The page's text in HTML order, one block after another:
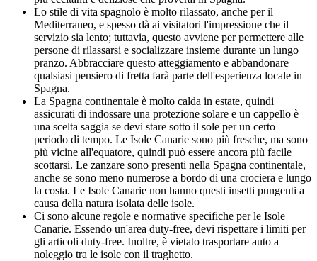
Lo stile di vita spagnolo è molto rilassato, anche per il
Mediterraneo, e spesso dà ai visitatori l'impressione che il
servizio sia lento; tuttavia, questo avviene per permettere alle
persone di rilassarsi e socializzare insieme durante un lungo
pranzo. Abbracciare questo atteggiamento e abbandonare
qualsiasi pensiero di fretta farà parte dell'esperienza locale in
Spagna.
La Spagna continentale è molto calda in estate, quindi
assicurati di indossare una protezione solare e un cappello è
una scelta saggia se devi stare sotto il sole per un certo
periodo di tempo. Le Isole Canarie sono più fresche, ma sono
più vicine all'equatore, quindi può essere ancora più facile
scottarsi. Le zanzare sono presenti nella Spagna continentale,
anche se sono meno numerose a bordo di una crociera e lungo
la costa. Le Isole Canarie non hanno questi insetti pungenti a
causa della natura isolata delle isole.
Ci sono alcune regole e normative specifiche per le Isole
Canarie. Essendo un'area duty-free, devi rispettare i limiti per
gli articoli duty-free. Inoltre, è vietato trasportare auto a
noleggio tra le isole con il traghetto.